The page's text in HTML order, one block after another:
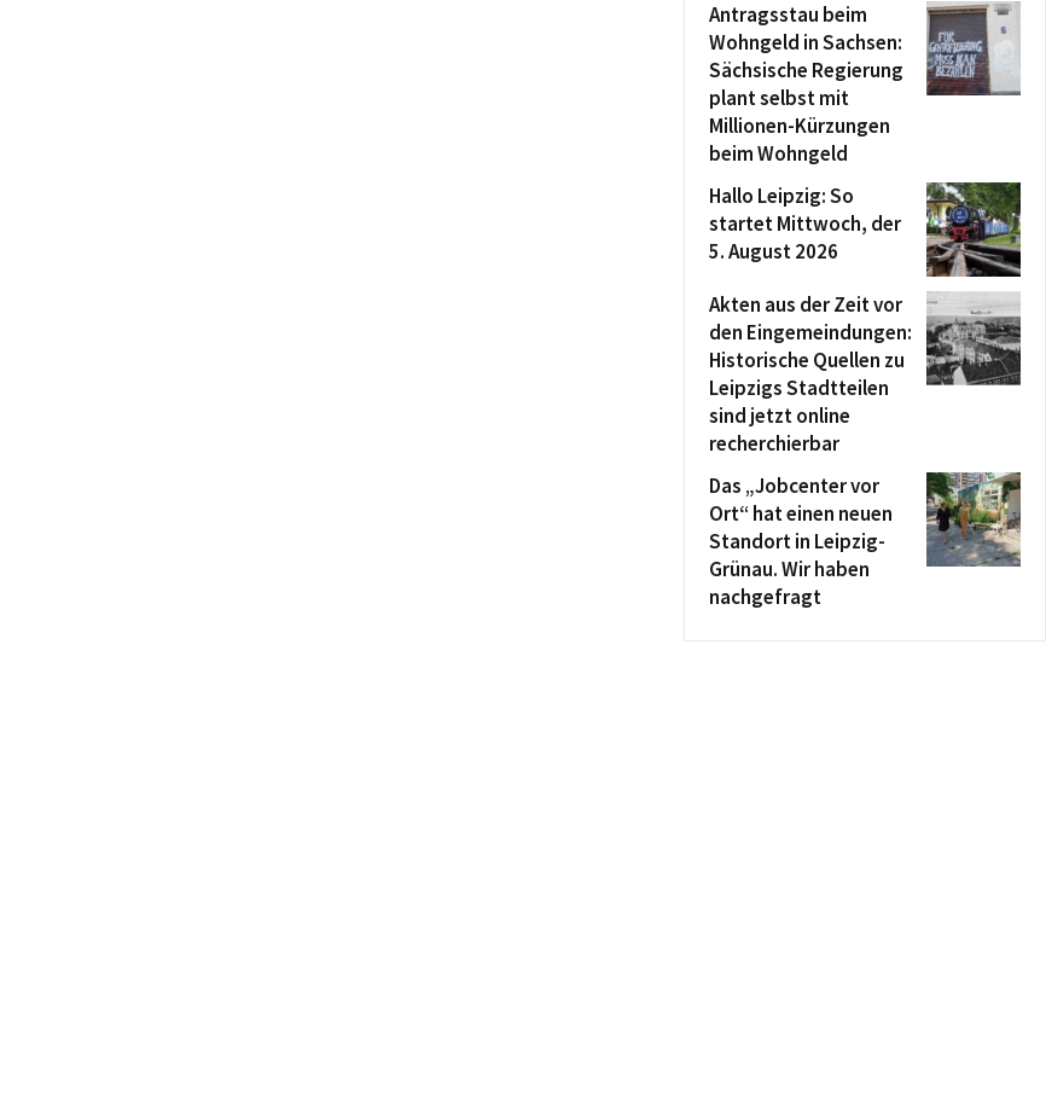
Antragsstau beim
Wohngeld in Sachsen:
Sächsische Regierung
plant selbst mit
Millionen-Kürzungen
beim Wohngeld
Hallo Leipzig: So
startet Mittwoch, der
5. August 2026
Akten aus der Zeit vor
den Eingemeindungen:
Historische Quellen zu
Leipzigs Stadtteilen
sind jetzt online
recherchierbar
Das „Jobcenter vor
Ort“ hat einen neuen
Standort in Leipzig-
Grünau. Wir haben
nachgefragt